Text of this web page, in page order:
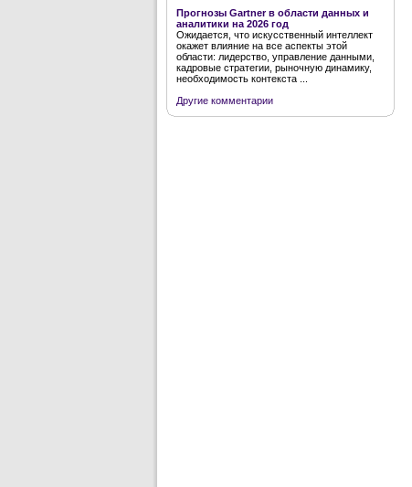
Прогнозы Gartner в области данных и
аналитики на 2026 год
Ожидается, что искусственный интеллект
окажет влияние на все аспекты этой
области: лидерство, управление данными,
кадровые стратегии, рыночную динамику,
необходимость контекста ...
Другие комментарии